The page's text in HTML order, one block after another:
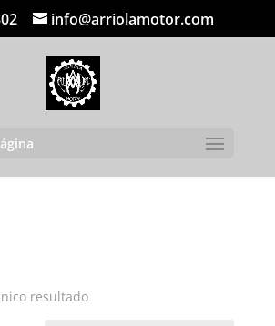
info@arriolamotor.com
resultado